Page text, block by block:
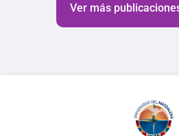
Ver más